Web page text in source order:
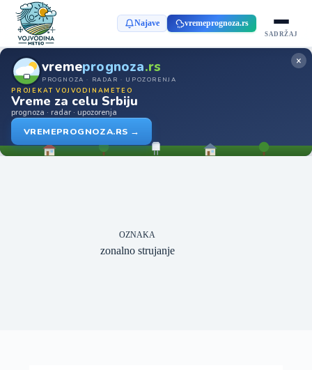
Najave vremeprognoza.rs
SADRŽAJ
vremeprognoza.rs
PROGNOZA · RADAR · UPOZORENJA
PROJEKAT VOJVODINAMETEO
Vreme za celu Srbiju
prognoza · radar · upozorenja
VREMEPROGNOZA.RS →
×
OZNAKA
zonalno strujanje